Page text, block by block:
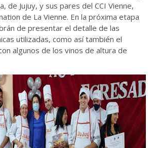
de Jujuy, y sus pares del CCI Vienne,
de La Vienne. En la próxima etapa
de presentar el detalle de las
utilizadas, como así también el
algunos de los vinos de altura de